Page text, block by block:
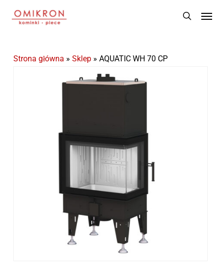
search
Strona główna » Sklep» AQUATIC WH 70 CP